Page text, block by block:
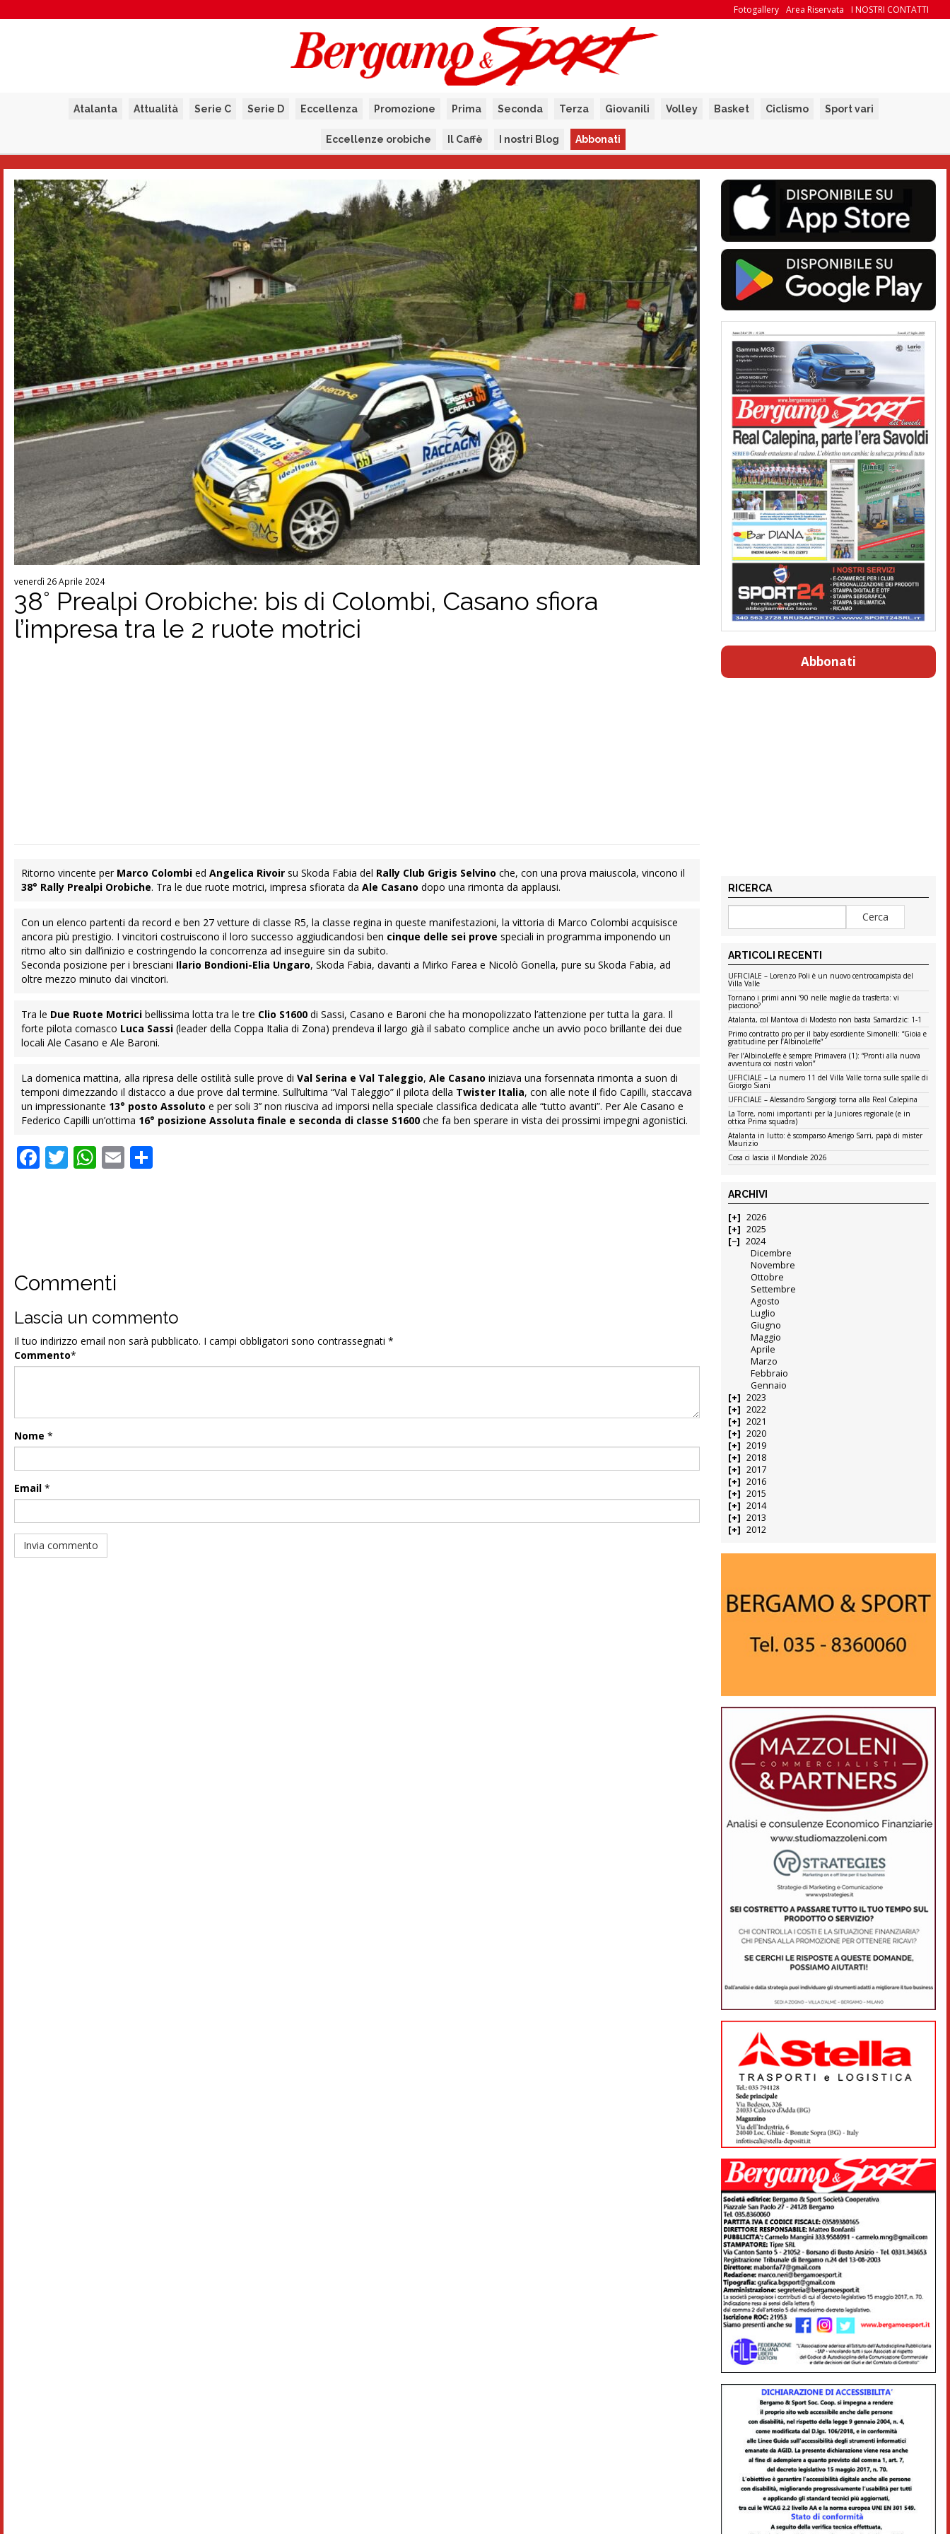
I NOSTRI CONTATTI
Area Riservata
Fotogallery
Atalanta Attualità Serie C Serie D Eccellenza Promozione Prima Seconda Terza Giovanili Volley Basket Ciclismo Sport vari
Eccellenze orobiche Il Caffè I nostri Blog Abbonati
venerdì 26 Aprile 2024
38° Prealpi Orobiche: bis di Colombi, Casano sfiora
l’impresa tra le 2 ruote motrici
Ritorno vincente per Marco Colombi edAngelica Rivoir su Skoda Fabia del Rally Club Grigis Selvino che, con una prova maiuscola, vincono il
38° Rally Prealpi Orobiche. Tra le due ruote motrici, impresa sfiorata daAle Casano dopo una rimonta da applausi.
Con un elenco partenti da record e ben 27 vetture di classe R5, la classe regina in queste manifestazioni, la vittoria di Marco Colombi acquisisce
ancora più prestigio. I vincitori costruiscono il loro successo aggiudicandosi ben cinque delle sei prove speciali in programma imponendo un
ritmo alto sin dall’inizio e costringendo la concorrenza ad inseguire sin da subito.
Seconda posizione per i bresciani Ilario Bondioni-Elia Ungaro, Skoda Fabia, davanti a Mirko Farea e Nicolò Gonella, pure su Skoda Fabia, ad
oltre mezzo minuto dai vincitori.
Tra le Due Ruote Motrici bellissima lotta tra le tre Clio S1600 di Sassi, Casano e Baroni che ha monopolizzato l’attenzione per tutta la gara. Il
forte pilota comasco Luca Sassi (leader della Coppa Italia di Zona) prendeva il largo già il sabato complice anche un avvio poco brillante dei due
locali Ale Casano e Ale Baroni.
La domenica mattina, alla ripresa delle ostilità sulle prove diVal Serina e Val Taleggio,Ale Casano iniziava una forsennata rimonta a suon di
temponi dimezzando il distacco a due prove dal termine. Sull’ultima “Val Taleggio” il pilota della Twister Italia, con alle note il fido Capilli, staccava
un impressionante 13° posto Assoluto e per soli 3’’ non riusciva ad imporsi nella speciale classifica dedicata alle “tutto avanti”. Per Ale Casano e
Federico Capilli un’ottima 16° posizione Assoluta finale e seconda di classe S1600 che fa ben sperare in vista dei prossimi impegni agonistici.
Facebook
Twitter
WhatsApp
Email
Commenti
Lascia un commento
Il tuo indirizzo email non sarà pubblicato. I campi obbligatori sono contrassegnati*
Commento*
Nome *
Email *
Abbonati
RICERCA
ARTICOLI RECENTI
UFFICIALE – Lorenzo Poli è un nuovo centrocampista del
Villa Valle
Tornano i primi anni ’90 nelle maglie da trasferta: vi
piacciono?
Atalanta, col Mantova di Modesto non basta Samardzic: 1-1
Primo contratto pro per il baby esordiente Simonelli: “Gioia e
gratitudine per l’AlbinoLeffe”
Per l’AlbinoLeffe è sempre Primavera (1): “Pronti alla nuova
avventura coi nostri valori”
UFFICIALE – La numero 11 del Villa Valle torna sulle spalle di
Giorgio Siani
UFFICIALE – Alessandro Sangiorgi torna alla Real Calepina
La Torre, nomi importanti per la Juniores regionale (e in
ottica Prima squadra)
Atalanta in lutto: è scomparso Amerigo Sarri, papà di mister
Maurizio
Cosa ci lascia il Mondiale 2026
ARCHIVI
2026
2025
2024
Dicembre
Novembre
Ottobre
Settembre
Agosto
Luglio
Giugno
Maggio
Aprile
Marzo
Febbraio
Gennaio
2023
2022
2021
2020
2019
2018
2017
2016
2015
2014
2013
2012